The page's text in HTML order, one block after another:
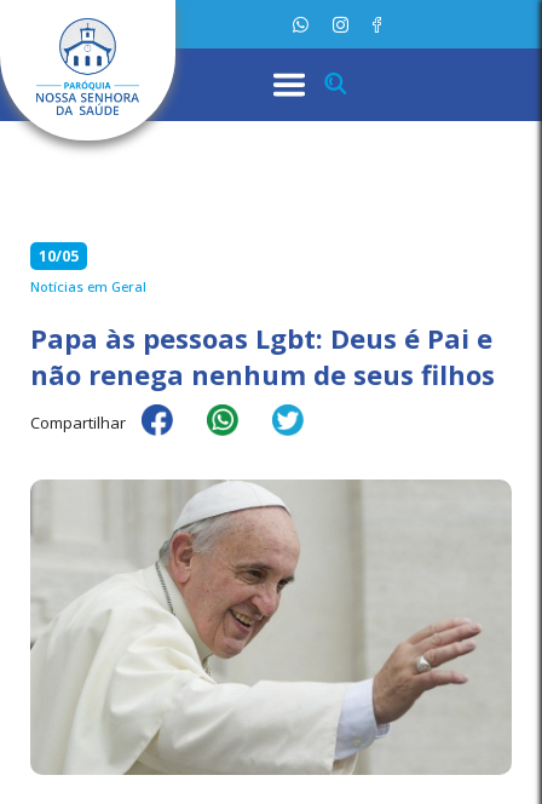
10/05
Notícias em Geral
Papa às pessoas Lgbt: Deus é Pai e
não renega nenhum de seus filhos
Compartilhar